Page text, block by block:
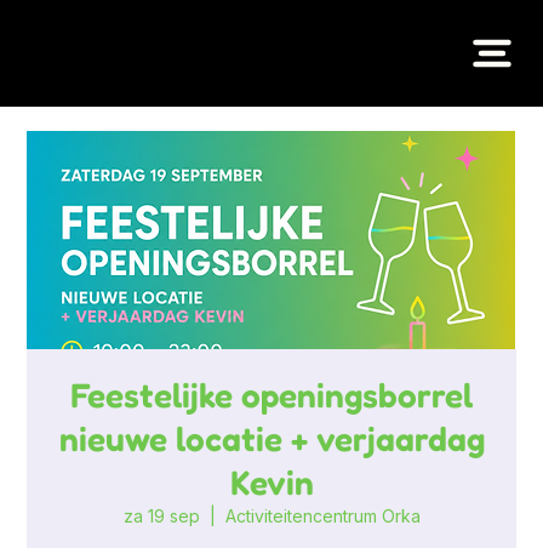
Feestelijke openingsborrel
nieuwe locatie + verjaardag
Kevin
za 19 sep Activiteitencentrum Orka